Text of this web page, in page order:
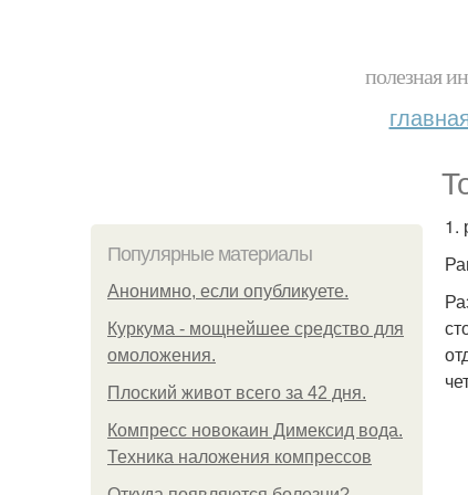
полезная
Популярные материалы
Анонимно, если опубликуете.
Куркума - мощнейшее средство для
омоложения.
Плоский живот всего за 42 дня.
Компресс новокаин Димексид вода.
Техника наложения компрессов
1.